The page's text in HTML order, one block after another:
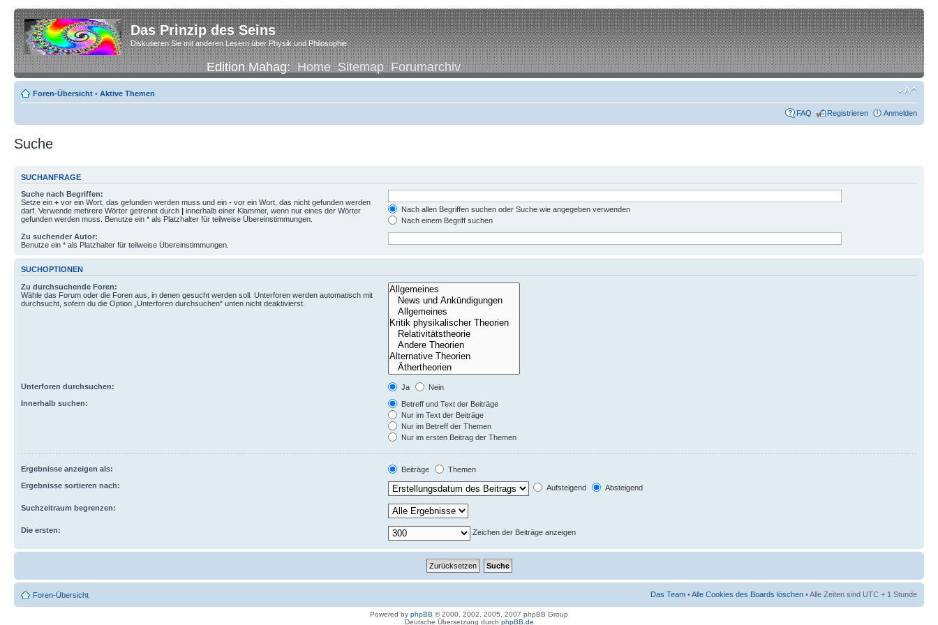
Das Prinzip des Seins
Diskutieren Sie mit anderen Lesern über Physik und Philosophie
Edition Mahag:Home Sitemap Forumarchiv
Foren-Übersicht • Aktive Themen
FAQ Registrieren Anmelden
Suche
SUCHANFRAGE
Suche nach Begriffen:
Setze ein + vor ein Wort, das gefunden werden muss und ein - vor ein Wort, das nicht gefunden werden
darf. Verwende mehrere Wörter getrennt durch | innerhalb einer Klammer, wenn nur eines der Wörter
gefunden werden muss. Benutze ein * als Platzhalter für teilweise Übereinstimmungen.
Nach allen Begriffen suchen oder Suche wie angegeben verwenden
Nach einem Begriff suchen
Zu suchender Autor:
Benutze ein * als Platzhalter für teilweise Übereinstimmungen.
SUCHOPTIONEN
Zu durchsuchende Foren:
Wähle das Forum oder die Foren aus, in denen gesucht werden soll. Unterforen werden automatisch mit
durchsucht, sofern du die Option „Unterforen durchsuchen“ unten nicht deaktivierst.
Unterforen durchsuchen: Ja
Nein
Innerhalb suchen:
Betreff und Text der Beiträge
Nur im Text der Beiträge
Nur im Betreff der Themen
Nur im ersten Beitrag der Themen
Ergebnisse anzeigen als: Beiträge
Themen
Ergebnisse sortieren nach:
Aufsteigend Absteigend
Suchzeitraum begrenzen:
Die ersten: Zeichen der Beiträge anzeigen
Foren-Übersicht Das Team •Alle Cookies des Boards löschen • Alle Zeiten sind UTC + 1 Stunde
Powered by phpBB © 2000, 2002, 2005, 2007 phpBB Group
Deutsche Übersetzung durch phpBB.de